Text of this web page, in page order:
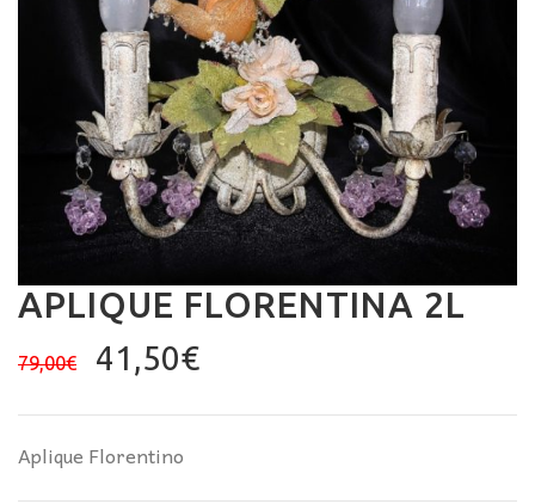
APLIQUE FLORENTINA 2L
79,00€
El
original
era:
41,50€El
actual
Aplique Florentino